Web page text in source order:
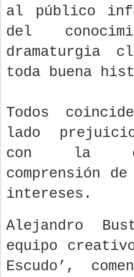
al público
del
dramaturgia
toda buena
Todos
lado
con la
comprensión
intereses.
Alejandro
equipo
Escudo’,